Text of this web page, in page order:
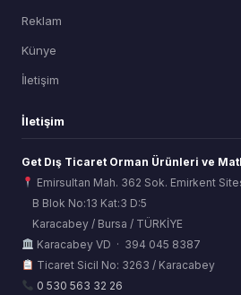
Reklam
Künye
İletişim
İletişim
Get Dış Ticaret Orman Ürünleri ve
Emirsultan Mah. 362 Sok. Emirkent
B Blok No:13 Kat:3 D:5
Karacabey / Bursa / TÜRKİYE
Karacabey VD · 394 045 8387
Ticaret Sicil No: 3263 / Karacabey
0 530 563 32 26
ORSİAD AI
Sektörel Hafıza Asistanı